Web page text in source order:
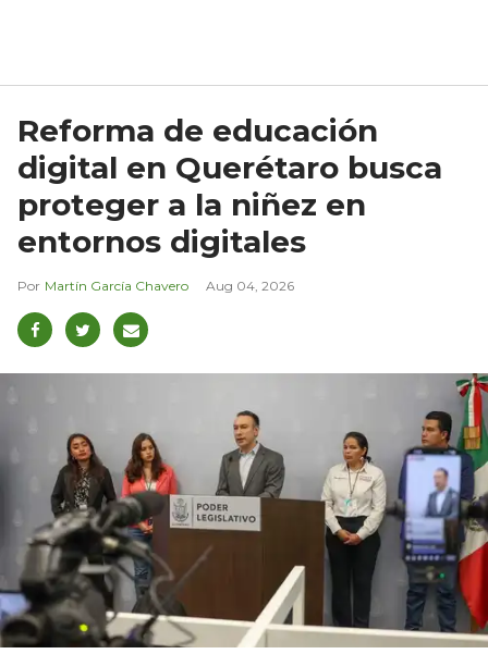
Reforma de educación
digital en Querétaro busca
proteger a la niñez en
entornos digitales
Martín García Chavero Aug 04, 2026